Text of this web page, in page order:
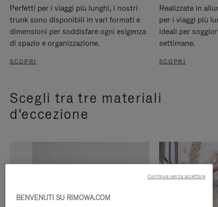
Perfetti per i viaggi più lunghi, i nostri
trunk sono disponibili in vari formati e
dimensioni per soddisfare ogni esigenza
di spazio e organizzazione.
SCOPRI
Realizzate in
per i viaggi più
ideali per
settimane.
SCOPRI
Scegli tra tre materiali
d'eccezione
BENVENUTI SU RIMOWA.COM
Continua senza accettare